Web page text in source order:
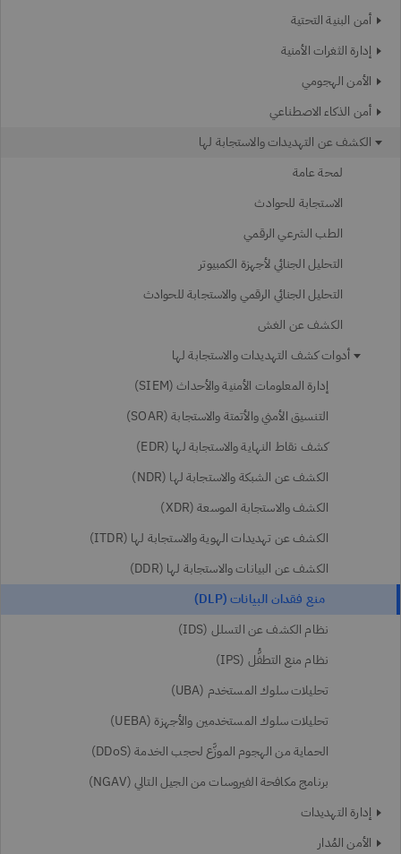
أمن البنية التحتية
إدارة الثغرات الأمنية
الأمن الهجومي
أمن الذكاء الاصطناعي
الكشف عن التهديدات والاستجابة لها
لمحة عامة
الاستجابة للحوادث
الطب الشرعي الرقمي
التحليل الجنائي لأجهزة الكمبيوتر
التحليل الجنائي الرقمي والاستجابة للحوادث
الكشف عن الغش
أدوات كشف التهديدات والاستجابة لها
إدارة المعلومات الأمنية والأحداث (SIEM)
التنسيق الأمني والأتمتة والاستجابة (SOAR)
كشف نقاط النهاية والاستجابة لها (EDR)
الكشف عن الشبكة والاستجابة لها (NDR)
الكشف والاستجابة الموسعة (XDR)
الكشف عن تهديدات الهوية والاستجابة لها (ITDR)
الكشف عن البيانات والاستجابة لها (DDR)
منع فقدان البيانات (DLP)
نظام الكشف عن التسلل (IDS)
نظام منع التطفُّل (IPS)
تحليلات سلوك المستخدم (UBA)
تحليلات سلوك المستخدمين والأجهزة (UEBA)
الحماية من الهجوم الموزَّع لحجب الخدمة (DDoS)
برنامج مكافحة الفيروسات من الجيل التالي (NGAV)
إدارة التهديدات
الأمن المُدار